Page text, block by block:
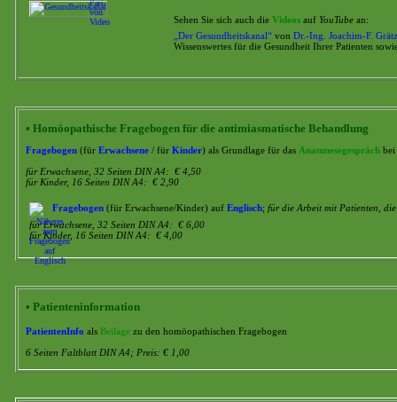
Sehen Sie sich auch die Videos auf YouTube an:
„Der Gesundheitskanal“ von Dr.-Ing. Joachim-F. Grätz
Wissenswertes für die Gesundheit Ihrer Patienten
• Homöopathische Fragebogen für die antimiasmatische Behandlung
Fragebogen (für Erwachsene / für Kinder) als Grundlage für das Anamnesegespräch
für Erwachsene, 32 Seiten DIN A4: € 4,50
für Kinder, 16 Seiten DIN A4: € 2,90
Fragebogen (für Erwachsene/Kinder) auf Englisch; für die Arbeit mit Patienten,
die
für Erwachsene, 32 Seiten DIN A4: € 6,00
für Kinder, 16 Seiten DIN A4: € 4,00
• Patienteninformation
PatientenInfo als Beilage zu den homöopathischen Fragebogen
6 Seiten Faltblatt DIN A4; Preis: € 1,00